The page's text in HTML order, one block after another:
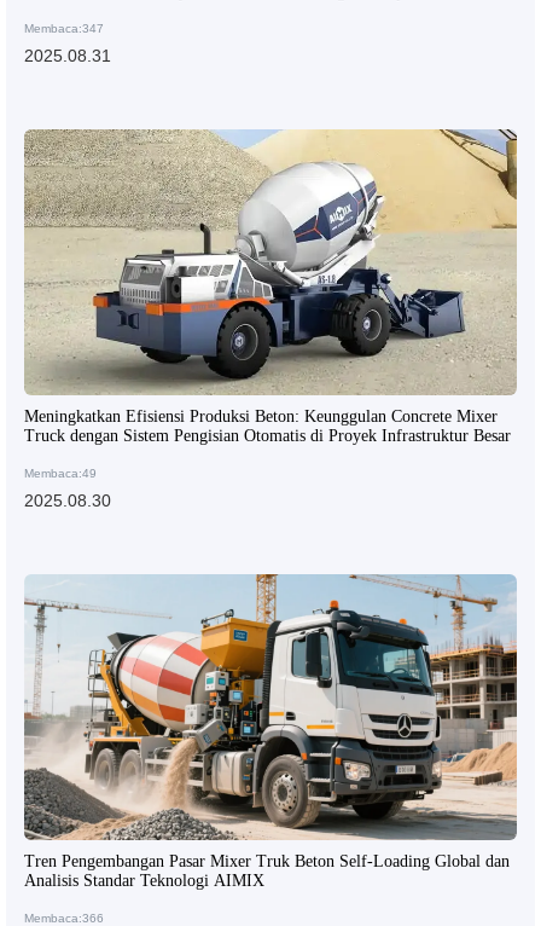
Membaca:347
2025.08.31
Meningkatkan Efisiensi Produksi Beton: Keunggulan Concrete Mixer
Truck dengan Sistem Pengisian Otomatis di Proyek Infrastruktur Besar
Membaca:49
2025.08.30
Tren Pengembangan Pasar Mixer Truk Beton Self-Loading Global dan
Analisis Standar Teknologi AIMIX
Membaca:366